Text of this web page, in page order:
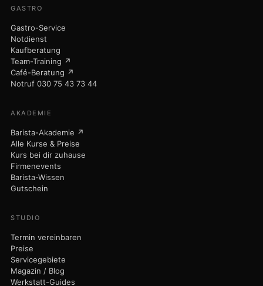
Preise
Servicegebiete
Magazin / Blog
Werkstatt-Guides
Karriere
Kontakt
Maisto Caffè ↗
· USt-ID DE320304730
Impressum
Datenschutz